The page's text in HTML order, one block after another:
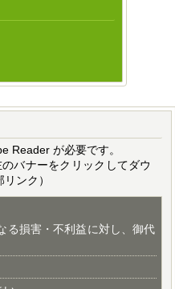
Reader が必要です。
バナーをクリックしてダウ
ンク）
る損害・不利益に対し、御代